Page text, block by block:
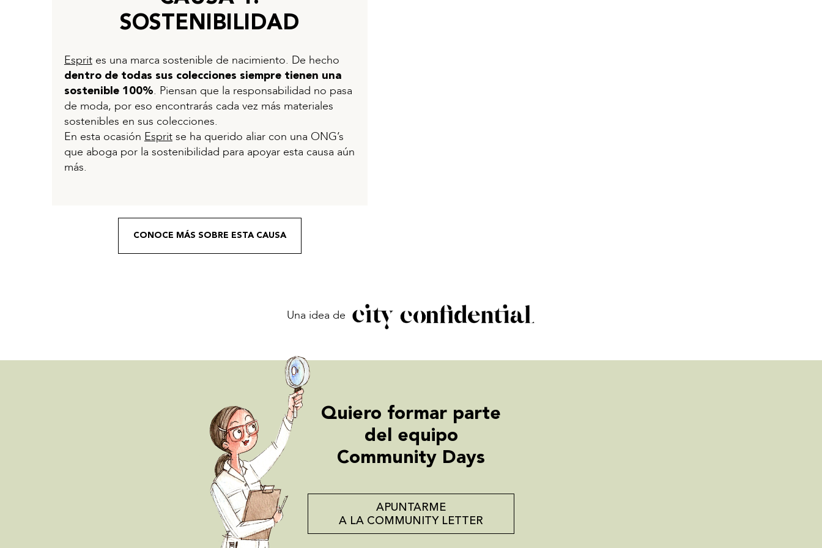
SOSTENIBILIDAD
Esprites una marca sostenible de nacimiento. De hecho
dentro de todas sus colecciones siempre tienen una
sostenible 100%. Piensan que la responsabilidad no pasa
de moda, por eso encontrarás cada vez más materiales
sostenibles en sus colecciones.
En esta ocasión Espritse ha querido aliar con una ONG’s
que aboga por la sostenibilidad para apoyar esta causa aún
más.
CONOCE MÁS SOBRE ESTA CAUSA
Una idea de
Quiero formar parte
del equipo
Community Days
APUNTARME
A LA COMMUNITY LETTER